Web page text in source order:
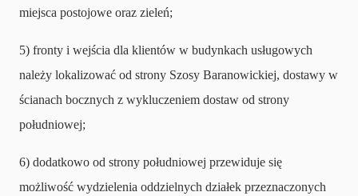
miejsca postojowe oraz zieleń;
5) fronty i wejścia dla klientów w budynkach usługowych
należy lokalizować od strony Szosy Baranowickiej, dostawy w
ścianach bocznych z wykluczeniem dostaw od strony
południowej;
6) dodatkowo od strony południowej przewiduje się
możliwość wydzielenia oddzielnych działek przeznaczonych